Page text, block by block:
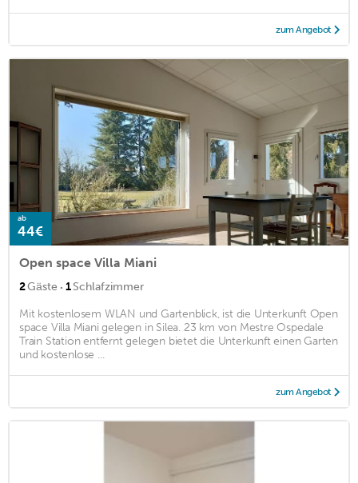
zum Angebot
ab
44€
Open space Villa Miani
2Gäste · 1Schlafzimmer
Mit kostenlosem WLAN und Gartenblick, ist die Unterkunft Open
space Villa Miani gelegen in Silea. 23 km von Mestre Ospedale
Train Station entfernt gelegen bietet die Unterkunft einen Garten
und kostenlose ...
zum Angebot